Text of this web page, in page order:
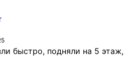
быстро, подняли на 5 этаж,